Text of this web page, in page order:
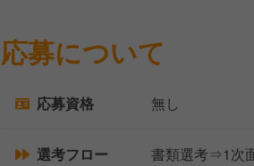
応募について
応募資格 無し
選考フロー 書類選考⇒1次